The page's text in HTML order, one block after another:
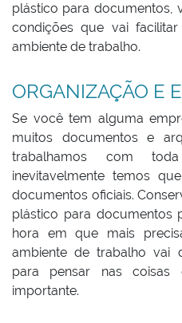
plástico para documentos,
condições que vai
ambiente de trabalho.
ORGANIZAÇÃO E
Se você tem alguma
muitos documentos e
trabalhamos com
inevitavelmente temos
documentos oficiais.
plástico para documentos
hora em que mais
ambiente de trabalho vai
para pensar nas coisas
importante.